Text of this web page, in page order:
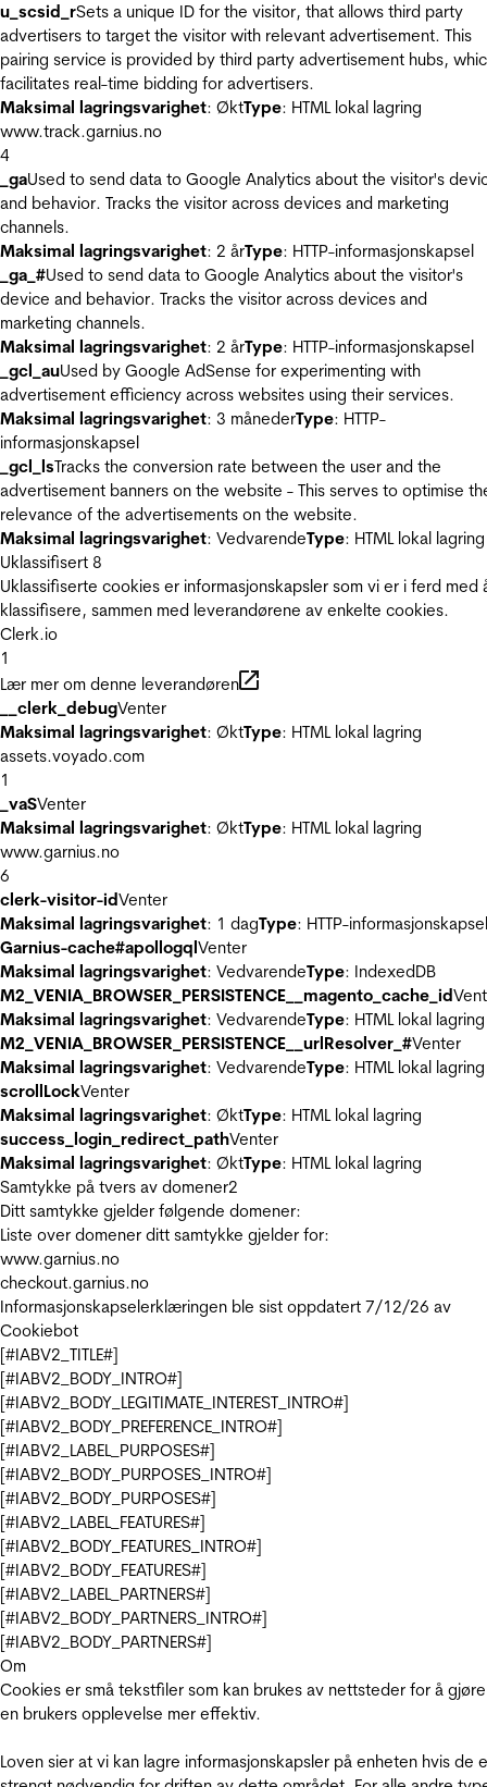
u_scsid_rSets a unique ID for the visitor, that allows third party
advertisers to target the visitor with relevant advertisement. This
pairing service is provided by third party advertisement hubs,
facilitates real-time bidding for advertisers.
Maksimal lagringsvarighet: ØktType: HTML lokal lagring
www.track.garnius.no
4
_gaUsed to send data to Google Analytics about the visitor's
and behavior. Tracks the visitor across devices and marketing
channels.
Maksimal lagringsvarighet: 2 årType: HTTP-informasjonskapsel
_ga_#Used to send data to Google Analytics about the visitor's
device and behavior. Tracks the visitor across devices and
marketing channels.
Maksimal lagringsvarighet: 2 årType: HTTP-informasjonskapsel
_gcl_auUsed by Google AdSense for experimenting with
advertisement efficiency across websites using their services.
Maksimal lagringsvarighet: 3 månederType: HTTP-
informasjonskapsel
_gcl_lsTracks the conversion rate between the user and the
advertisement banners on the website - This serves to optimise
relevance of the advertisements on the website.
Maksimal lagringsvarighet: VedvarendeType: HTML lokal lagring
Uklassifisert 8
Uklassifiserte cookies er informasjonskapsler som vi er i ferd med
klassifisere, sammen med leverandørene av enkelte cookies.
Clerk.io
1
Lær mer om denne leverandøren
__clerk_debugVenter
Maksimal lagringsvarighet: ØktType: HTML lokal lagring
assets.voyado.com
1
_vaSVenter
Maksimal lagringsvarighet: ØktType: HTML lokal lagring
www.garnius.no
6
clerk-visitor-idVenter
Maksimal lagringsvarighet: 1 dagType: HTTP-informasjonskapsel
Garnius-cache#apollogqlVenter
Maksimal lagringsvarighet: VedvarendeType: IndexedDB
M2_VENIA_BROWSER_PERSISTENCE__magento_cache_id
Maksimal lagringsvarighet: VedvarendeType: HTML lokal lagring
M2_VENIA_BROWSER_PERSISTENCE__urlResolver_#Venter
Maksimal lagringsvarighet: VedvarendeType: HTML lokal lagring
scrollLockVenter
Maksimal lagringsvarighet: ØktType: HTML lokal lagring
success_login_redirect_pathVenter
Maksimal lagringsvarighet: ØktType: HTML lokal lagring
Samtykke på tvers av domener2
Ditt samtykke gjelder følgende domener:
Liste over domener ditt samtykke gjelder for:
www.garnius.no
checkout.garnius.no
Informasjonskapselerklæringen ble sist oppdatert 7/12/26 av
Cookiebot
[#IABV2_TITLE#]
[#IABV2_BODY_INTRO#]
[#IABV2_BODY_LEGITIMATE_INTEREST_INTRO#]
[#IABV2_BODY_PREFERENCE_INTRO#]
[#IABV2_LABEL_PURPOSES#]
[#IABV2_BODY_PURPOSES_INTRO#]
[#IABV2_BODY_PURPOSES#]
[#IABV2_LABEL_FEATURES#]
[#IABV2_BODY_FEATURES_INTRO#]
[#IABV2_BODY_FEATURES#]
[#IABV2_LABEL_PARTNERS#]
[#IABV2_BODY_PARTNERS_INTRO#]
[#IABV2_BODY_PARTNERS#]
Om
Cookies er små tekstfiler som kan brukes av nettsteder for å gjøre
en brukers opplevelse mer effektiv.
Loven sier at vi kan lagre informasjonskapsler på enheten hvis de